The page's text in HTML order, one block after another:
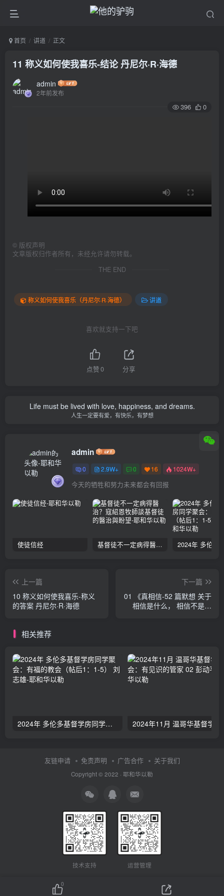
首页 讲道 正文
11 称义如何使我喜乐-结论 丹尼尔·R·海德
admin
2年前发布
396 0
© 版权声明
文章版权归作者所有，未经允许请勿转载。
THE END
称义如何使我喜乐（丹尼尔·R·海德） 讲道
喜欢就支持一下吧
点赞0 分享
Life must be lived with love, happiness, and dreams.
人生一定要有爱，有快乐，有梦想
admin
0 2.9W+ 0 16 1024W+
今天的牺牲和努力未来都会有回报
使徒信经 基督徒不一定病得醫治？寇紹恩牧師談基督徒的醫治與盼望
上一篇
10 称义如何使我喜乐-称义
的答案 丹尼尔·R·海德
下一篇
01 《真相信-52 篇默想 关于
相信是什么， 相信不是什
相关推荐
2024年 多伦多基督学房同学聚会：有福的教会（帖后1：1-5） 刘志雄
友链申请 免责声明 广告合作 关于我们
Copyright © 2022 · 耶和华以勒
技术支持 运营管理
0